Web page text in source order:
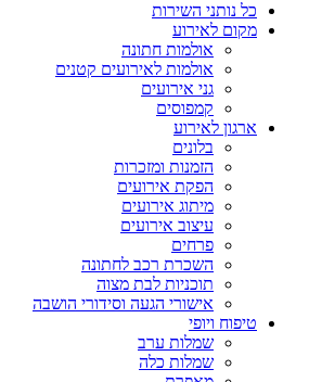
כל נותני השירות
מקום לאירוע
אולמות חתונה
אולמות לאירועים קטנים
גני אירועים
קמפוסים
ארגון לאירוע
בלונים
הזמנות ומזכרות
הפקת אירועים
מיתוג אירועים
עיצוב אירועים
פרחים
השכרת רכב לחתונה
תוכניות לבת מצוה
אישורי הגעה וסידורי הושבה
טיפוח ויופי
שמלות ערב
שמלות כלה